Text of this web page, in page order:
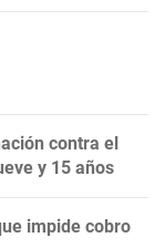
contra el
y 15 años
impide cobro